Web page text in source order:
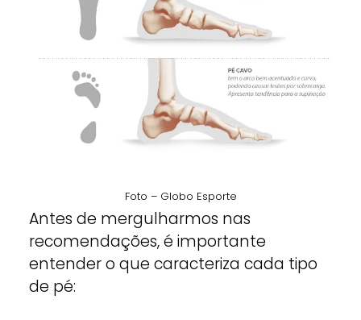
Foto – Globo Esporte
Antes de mergulharmos nas
recomendações, é importante
entender o que caracteriza cada tipo
de pé: